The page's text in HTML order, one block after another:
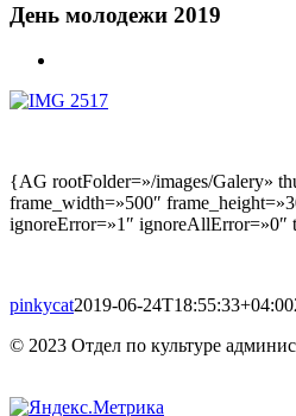
День молодежи 2019
Image
{AG rootFolder=»/images/Galery»
frame_width=»500″
ignoreError=»1″
pinkycat2019-06-24T18:55:33+04:00
© 2023 Отдел по культуре